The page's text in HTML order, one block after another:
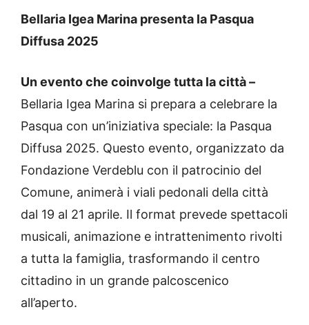
Bellaria Igea Marina presenta la Pasqua
Diffusa 2025
Un evento che coinvolge tutta la città –
Bellaria Igea Marina si prepara a celebrare la
Pasqua con un’iniziativa speciale: la Pasqua
Diffusa 2025. Questo evento, organizzato da
Fondazione Verdeblu con il patrocinio del
Comune, animerà i viali pedonali della città
dal 19 al 21 aprile. Il format prevede spettacoli
musicali, animazione e intrattenimento rivolti
a tutta la famiglia, trasformando il centro
cittadino in un grande palcoscenico
all’aperto.